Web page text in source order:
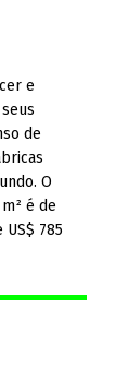
e
de
O
é de
785